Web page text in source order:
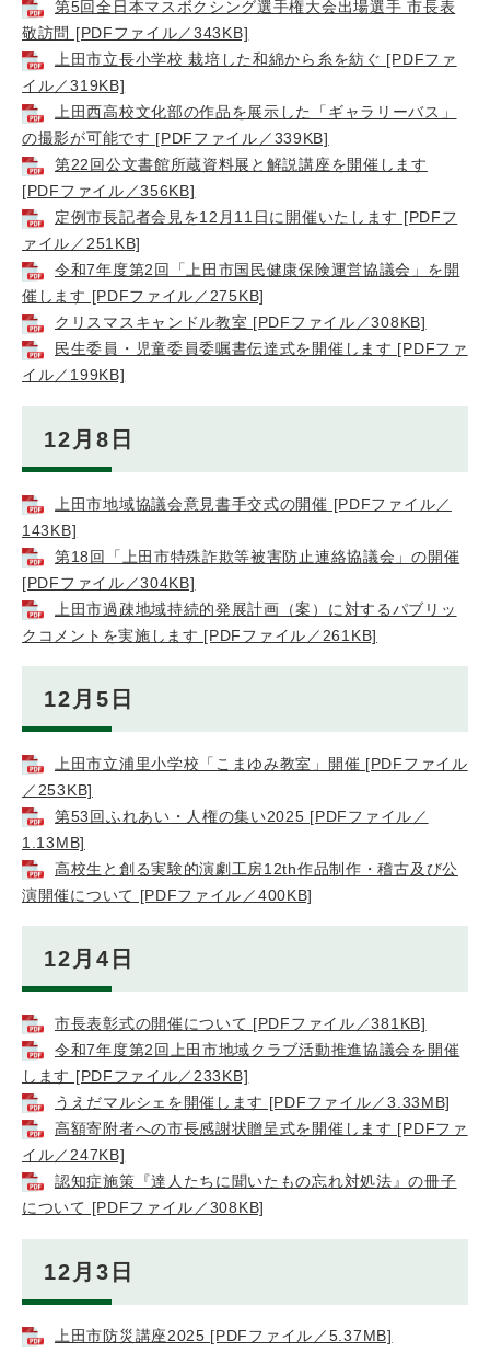
第5回全日本マスボクシング選手権大会出場選手 市長表
敬訪問 [PDFファイル／343KB]
上田市立長小学校 栽培した和綿から糸を紡ぐ [PDFファ
イル／319KB]
上田西高校文化部の作品を展示した「ギャラリーバス」
の撮影が可能です [PDFファイル／339KB]
第22回公文書館所蔵資料展と解説講座を開催します
[PDFファイル／356KB]
定例市長記者会見を12月11日に開催いたします [PDFフ
ァイル／251KB]
令和7年度第2回「上田市国民健康保険運営協議会」を開
催します [PDFファイル／275KB]
クリスマスキャンドル教室 [PDFファイル／308KB]
民生委員・児童委員委嘱書伝達式を開催します [PDFファ
イル／199KB]
12月8日
上田市地域協議会意見書手交式の開催 [PDFファイル／
143KB]
第18回「上田市特殊詐欺等被害防止連絡協議会」の開催
[PDFファイル／304KB]
上田市過疎地域持続的発展計画（案）に対するパブリッ
クコメントを実施します [PDFファイル／261KB]
12月5日
上田市立浦里小学校「こまゆみ教室」開催 [PDFファイル
／253KB]
第53回ふれあい・人権の集い2025 [PDFファイル／
1.13MB]
高校生と創る実験的演劇工房12th作品制作・稽古及び公
演開催について [PDFファイル／400KB]
12月4日
市長表彰式の開催について [PDFファイル／381KB]
令和7年度第2回上田市地域クラブ活動推進協議会を開催
します [PDFファイル／233KB]
うえだマルシェを開催します [PDFファイル／3.33MB]
高額寄附者への市長感謝状贈呈式を開催します [PDFファ
イル／247KB]
認知症施策『達人たちに聞いたもの忘れ対処法』の冊子
について [PDFファイル／308KB]
12月3日
上田市防災講座2025 [PDFファイル／5.37MB]